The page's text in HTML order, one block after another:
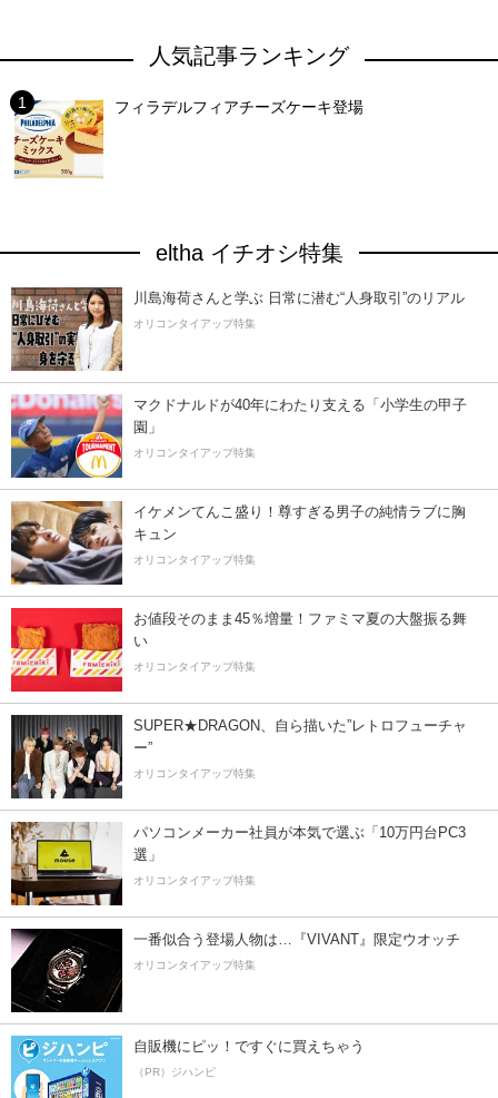
人気記事ランキング
フィラデルフィアチーズケーキ登場
eltha イチオシ特集
川島海荷さんと学ぶ 日常に潜む“人身取引”のリアル
オリコンタイアップ特集
マクドナルドが40年にわたり支える「小学生の甲子
園」
オリコンタイアップ特集
イケメンてんこ盛り！尊すぎる男子の純情ラブに胸
キュン
オリコンタイアップ特集
お値段そのまま45％増量！ファミマ夏の大盤振る舞
い
オリコンタイアップ特集
SUPER★DRAGON、自ら描いた”レトロフューチャ
ー”
オリコンタイアップ特集
パソコンメーカー社員が本気で選ぶ「10万円台PC3
選」
オリコンタイアップ特集
一番似合う登場人物は…『VIVANT』限定ウオッチ
オリコンタイアップ特集
自販機にピッ！ですぐに買えちゃう
（PR）ジハンピ